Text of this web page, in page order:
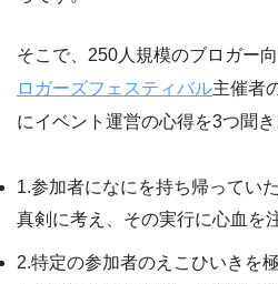
そこで、250人規模のブロガー
ロガーズフェスティバル主催者
にイベント運営の心得を3つ聞き
1.参加者になにを持ち帰ってい
真剣に考え、その実行に心血を
2.特定の参加者のえこひいきを